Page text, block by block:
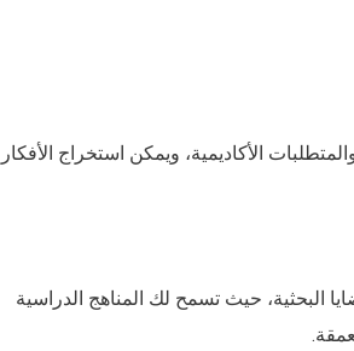
الأكاديمية، ويمكن استخراج
البحثية، حيث تسمح لك المناهج الدراسية